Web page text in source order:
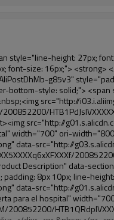
data-alt="Venta al por mayor productos shoe auto dispensador de la cubierta para el hospital" width="700" ori-width="700" ori-height="564" /> <noscript><img src="http://g01.s.alicdn.com/kf/HTB1cdlsIVXXXXcmXpXXq6xXFXXXe/200852200/HTB1cdlsIVXXXXcmXpXXq6xXFXXXe.jpg" alt="Venta al por mayor productos shoe auto dispensador de la cubierta para el hospital" width="700" ori-width="700" ori-height="564"></noscript> </p> <p>&nbsp;</p> <p>&nbsp;</p> <div id="ali-anchor-AliPostDhMb-kqf20" style="padding-top: 8px;" data-section-title="Product Advantages" data-section="AliPostDhMb-kqf20"> <div id="ali-title-AliPostDhMb-kqf20" style="padding: 8px 0px; border-bottom-style: solid;"> <span style="background-color: #ddd; color: #333; font-weight: bold; padding: 8px 10px; line-height: 12px;"> Ventajas del producto </span> </div> <div style="padding: 10px 0px;"> <p>&nbsp;</p> <table class="aliDataTable" style="width: 600px; height: 436px;"><tbody> <tr style="height: 34.35pt;" align="left"><td style="width: 598pt;" colspan="2" valign="center"><p> <span style="line-height: normal; font-weight: bold; font-size: 12pt; font-family: Arial;"> Ventaja de Quen Shoe machine: </span> </